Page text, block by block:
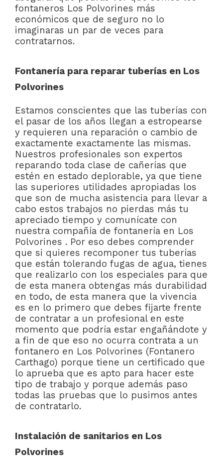
fontaneros Los Polvorines más
económicos que de seguro no lo
imaginaras un par de veces para
contratarnos.
Fontanería para reparar tuberías en Los
Polvorines
Estamos conscientes que las tuberías con
el pasar de los años llegan a estropearse
y requieren una reparación o cambio de
exactamente exactamente las mismas.
Nuestros profesionales son expertos
reparando toda clase de cañerías que
estén en estado deplorable, ya que tiene
las superiores utilidades apropiadas los
que son de mucha asistencia para llevar a
cabo estos trabajos no pierdas más tu
apreciado tiempo y comunícate con
nuestra compañía de fontanería en Los
Polvorines . Por eso debes comprender
que si quieres recomponer tus tuberías
que están tolerando fugas de agua, tienes
que realizarlo con los especiales para que
de esta manera obtengas más durabilidad
en todo, de esta manera que la vivencia
es en lo primero que debes fijarte frente
de contratar a un profesional en este
momento que podría estar engañándote y
a fin de que eso no ocurra contrata a un
fontanero en Los Polvorines (Fontanero
Carthago) porque tiene un certificado que
lo aprueba que es apto para hacer este
tipo de trabajo y porque además paso
todas las pruebas que lo pusimos antes
de contratarlo.
Instalación de sanitarios en Los
Polvorines